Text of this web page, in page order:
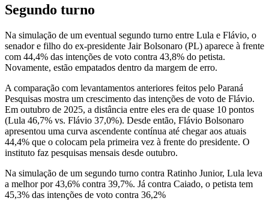
Segundo turno
Na simulação de um eventual segundo turno entre Lula e Flávio, o
senador e filho do ex-presidente Jair Bolsonaro (PL) aparece à frente
com 44,4% das intenções de voto contra 43,8% do petista.
Novamente, estão empatados dentro da margem de erro.
A comparação com levantamentos anteriores feitos pelo Paraná
Pesquisas mostra um crescimento das intenções de voto de Flávio.
Em outubro de 2025, a distância entre eles era de quase 10 pontos
(Lula 46,7% vs. Flávio 37,0%). Desde então, Flávio Bolsonaro
apresentou uma curva ascendente contínua até chegar aos atuais
44,4% que o colocam pela primeira vez à frente do presidente. O
instituto faz pesquisas mensais desde outubro.
Na simulação de um segundo turno contra Ratinho Junior, Lula leva
a melhor por 43,6% contra 39,7%. Já contra Caiado, o petista tem
45,3% das intenções de voto contra 36,2%